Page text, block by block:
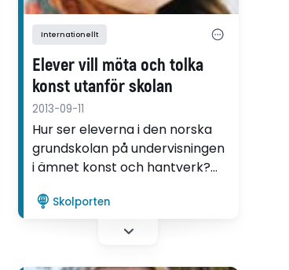
Internationellt
Elever vill möta och tolka
konst utanför skolan
2013-09-11
Hur ser eleverna i den norska
grundskolan på undervisningen
i ämnet konst och hantverk?
Torunn Paulsen Dagsland
studerat i sin avhandling.
Skolporten